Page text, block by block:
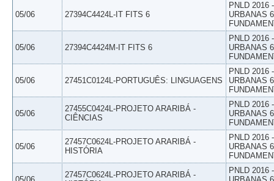
05/06 27394C4424L-IT FITS 6
PNLD 2016
URBANAS
05/06 27394C4424M-IT FITS 6
PNLD 2016
URBANAS
05/06 27451C0124L-PORTUGUÊS: LINGUAGENS
PNLD 2016
URBANAS
05/06
27455C0424L-PROJETO ARARIBÁ -
CIÊNCIAS
PNLD 2016
URBANAS
05/06
27457C0624L-PROJETO ARARIBÁ -
HISTÓRIA
PNLD 2016
URBANAS
27457C0624L-PROJETO ARARIBÁ -
PNLD 2016